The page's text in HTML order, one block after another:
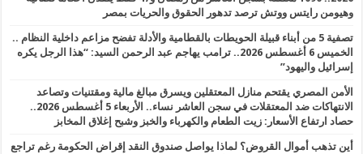
وهيومن رايتس ووتش ترصد تدهور الحقوق والحريات بمصر
تصفية 5 من أبناء قبيلة الحويطات بالقطامية والأدلة تفضح مزاعم داخلية النظام ..
الخميس 6 أغسطس 2026.. ترامب يهاجم عبد الرحمن السيد: “هذا الرجل يكره
إسرائيل واليهود”
الأمن المصري يقتحم منازل المعتقلين ويسرق مبالغ مالية ومقتنيات وتصاعد
الانتهاكات ضد المعتقلات في سجن العاشر نساء.. الأربعاء 5 أغسطس 2026..
حصاد ارتفاع الأسعار: زيت الطعام والكهرباء والخبز وشبح إغلاق المخابز
أين تذهب أموال القروض؟ لماذا يواصل صندوق النقد إقراض الحكومة رغم تراجع